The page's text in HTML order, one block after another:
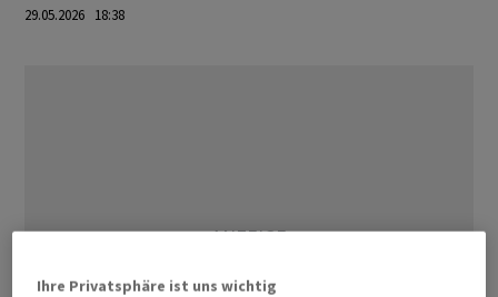
29.05.2026 18:38
Ihre Privatsphäre ist uns wichtig